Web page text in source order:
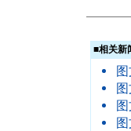
■相关新